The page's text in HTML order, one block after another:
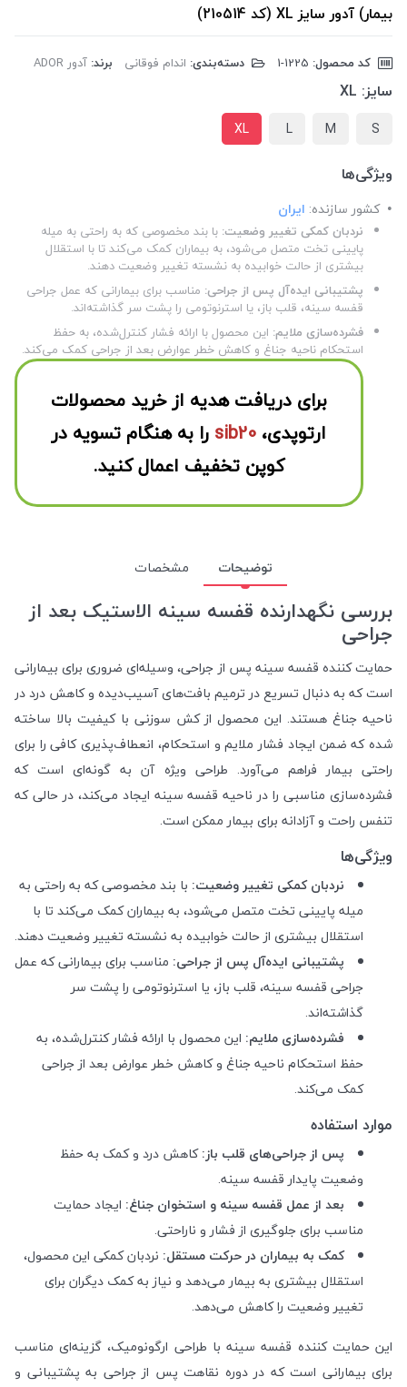
بیمار) آدور سایز XL (کد 210514)
کد محصول: دسته‌بندی: اندام فوقانی برند: آدور ADOR
سایز: XL
S
M
L
XL
ویژگی‌ها
کشور سازنده: ایران
نردبان کمکی تغییر وضعیت: با بند مخصوصی که به راحتی به میله
پایینی تخت متصل می‌شود، به بیماران کمک می‌کند تا با استقلال
بیشتری از حالت خوابیده به نشسته تغییر وضعیت دهند.
پشتیبانی ایده‌آل پس از جراحی: مناسب برای بیمارانی که عمل جراحی
قفسه سینه، قلب باز، یا استرنوتومی را پشت سر گذاشته‌اند.
فشرده‌سازی ملایم: این محصول با ارائه فشار کنترل‌شده، به حفظ
استحکام ناحیه جناغ و کاهش خطر عوارض بعد از جراحی کمک می‌کند.
برای دریافت هدیه از خرید محصولات
ارتوپدی، sib20 را به هنگام تسویه در
کوپن تخفیف اعمال کنید.
توضیحات مشخصات
بررسی نگهدارنده قفسه سینه الاستیک بعد از
جراحی
حمایت کننده قفسه سینه پس از جراحی، وسیله‌ای ضروری برای بیمارانی
است که به دنبال تسریع در ترمیم بافت‌های آسیب‌دیده و کاهش درد در
ناحیه جناغ هستند. این محصول از کش سوزنی با کیفیت بالا ساخته
شده که ضمن ایجاد فشار ملایم و استحکام، انعطاف‌پذیری کافی را برای
راحتی بیمار فراهم می‌آورد. طراحی ویژه آن به گونه‌ای است که
فشرده‌سازی مناسبی را در ناحیه قفسه سینه ایجاد می‌کند، در حالی که
تنفس راحت و آزادانه برای بیمار ممکن است.
ویژگی‌ها
نردبان کمکی تغییر وضعیت: با بند مخصوصی که به راحتی به
میله پایینی تخت متصل می‌شود، به بیماران کمک می‌کند تا با
استقلال بیشتری از حالت خوابیده به نشسته تغییر وضعیت دهند.
پشتیبانی ایده‌آل پس از جراحی: مناسب برای بیمارانی که عمل
جراحی قفسه سینه، قلب باز، یا استرنوتومی را پشت سر
گذاشته‌اند.
فشرده‌سازی ملایم: این محصول با ارائه فشار کنترل‌شده، به
حفظ استحکام ناحیه جناغ و کاهش خطر عوارض بعد از جراحی
کمک می‌کند.
موارد استفاده
پس از جراحی‌های قلب باز:کاهش درد و کمک به حفظ
وضعیت پایدار قفسه سینه.
بعد از عمل قفسه سینه و استخوان جناغ: ایجاد حمایت
مناسب برای جلوگیری از فشار و ناراحتی.
کمک به بیماران در حرکت مستقل: نردبان کمکی این محصول،
استقلال بیشتری به بیمار می‌دهد و نیاز به کمک دیگران برای
تغییر وضعیت را کاهش می‌دهد.
این حمایت کننده قفسه سینه با طراحی ارگونومیک، گزینه‌ای مناسب
برای بیمارانی است که در دوره نقاهت پس از جراحی به پشتیبانی و